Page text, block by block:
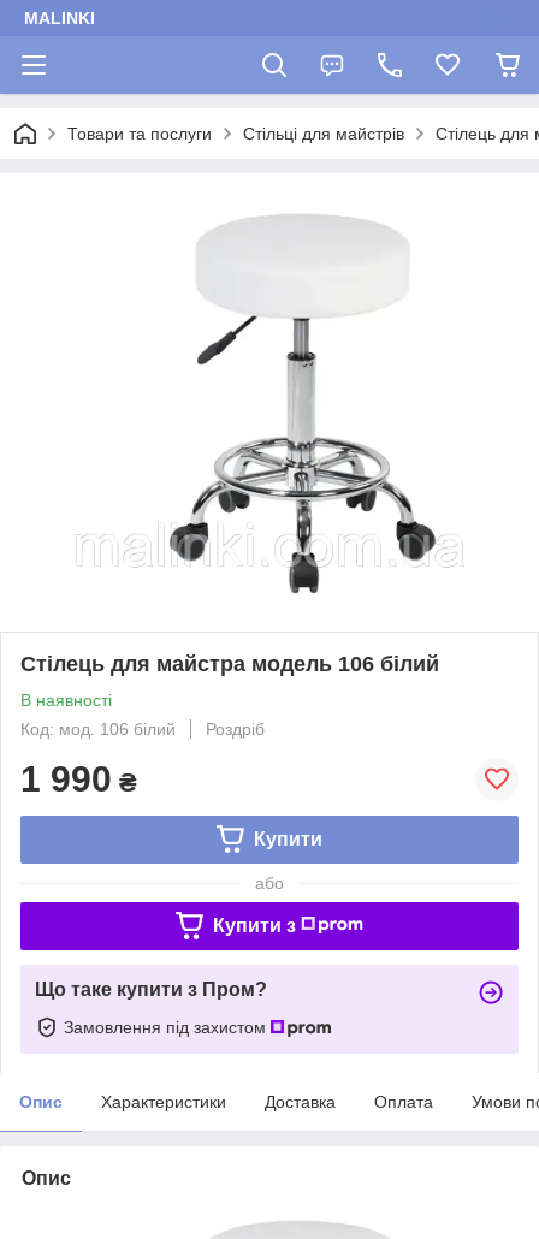
MALINKI
Товари та послуги Стільці для майстрів Стілець для
Стілець для майстра модель 106 білий
В наявності
Код: мод. 106 білий
Роздріб
1 990 ₴
Купити
або
Купити з
Що таке купити з Пром?
Замовлення під захистом
Опис Характеристики Доставка Оплата Умови
Опис